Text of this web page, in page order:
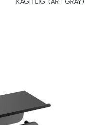
KAGITLIGI (ART GRAY)